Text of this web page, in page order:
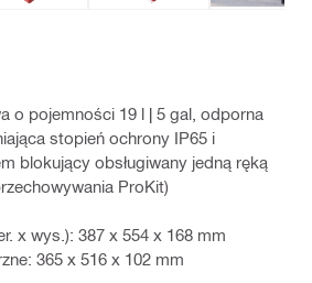
o pojemności 19 l | 5 gal, odporna
stopień ochrony IP65 i
blokujący obsługiwany jedną ręką
ProKit)
x wys.): 387 x 554 x 168 mm
365 x 516 x 102 mm